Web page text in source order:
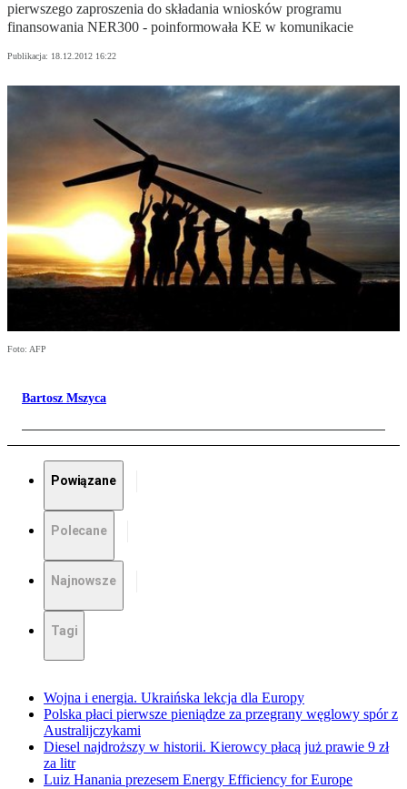
pierwszego zaproszenia do składania wniosków programu
finansowania NER300 - poinformowała KE w komunikacie
Publikacja: 18.12.2012 16:22
Foto: AFP
Bartosz Mszyca
Powiązane
Polecane
Najnowsze
Tagi
Wojna i energia. Ukraińska lekcja dla Europy
Polska płaci pierwsze pieniądze za przegrany węglowy spór z
Australijczykami
Diesel najdroższy w historii. Kierowcy płacą już prawie 9 zł
za litr
Luiz Hanania prezesem Energy Efficiency for Europe